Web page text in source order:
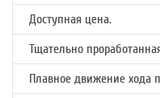
Доступная цена.
Тщательно
Плавное движение хода